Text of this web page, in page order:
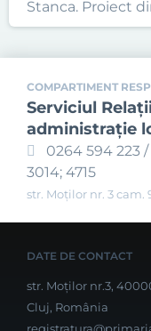
Stanca. Proiect
COMPARTIMENT
Serviciul
administraţie
0264 594 223 /
3014; 4715
str. Moților nr. 3 cam.
DATE DE CONTACT
str. Moților nr.3,
Cluj, România